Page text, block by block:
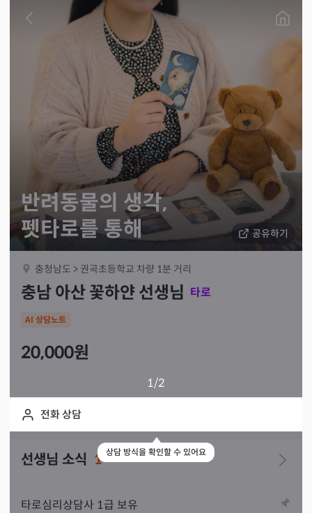
공유하기
반려동물의 생각,
펫타로를 통해
충청남도 > 권곡초등학교 차량 1분 거리
충남 아산 꽃하얀 선생님 타로
AI 상담노트
20,000원
1/2
전화 상담
상담 방식을 확인할 수 있어요
선생님 소식 1
타로심리상담사 1급 보유